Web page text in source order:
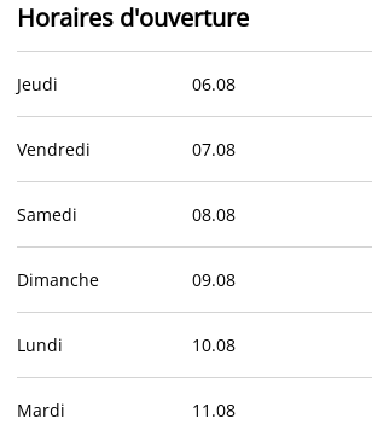
Horaires d'ouverture
Jeudi 06.08
Vendredi 07.08
Samedi 08.08
Dimanche 09.08
Lundi 10.08
Mardi 11 .08